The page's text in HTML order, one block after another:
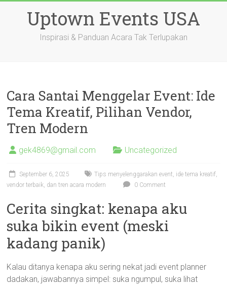
Uptown Events USA
Inspirasi & Panduan Acara Tak Terlupakan
Cara Santai Menggelar Event: Ide
Tema Kreatif, Pilihan Vendor,
Tren Modern
gek4869@gmail.com Uncategorized
September 6, 2025
Tips menyelenggarakan event, ide tema kreatif,
vendor terbaik, dan tren acara modern
0 Comment
Cerita singkat: kenapa aku
suka bikin event (meski
kadang panik)
Kalau ditanya kenapa aku sering nekat jadi event planner
dadakan, jawabannya simpel: suka ngumpul, suka lihat